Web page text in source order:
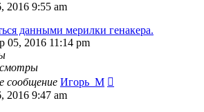
2016 9:55 am
данными мерилки генакера.
05, 2016 11:14 pm
сообщение Игорь_М
2016 9:47 am